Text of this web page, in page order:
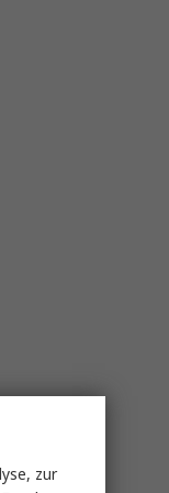
zur